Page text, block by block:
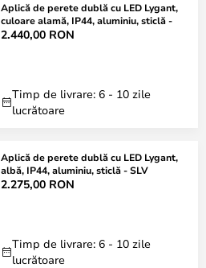
Aplică de perete dublă cu LED Lygant,
culoare alamă, IP44, aluminiu, sticlă -
2.440,00 RON
Timp de livrare: 6 - 10 zile
lucrătoare
Aplică de perete dublă cu LED Lygant,
albă, IP44, aluminiu, sticlă - SLV
2.275,00 RON
Timp de livrare: 6 - 10 zile
lucrătoare